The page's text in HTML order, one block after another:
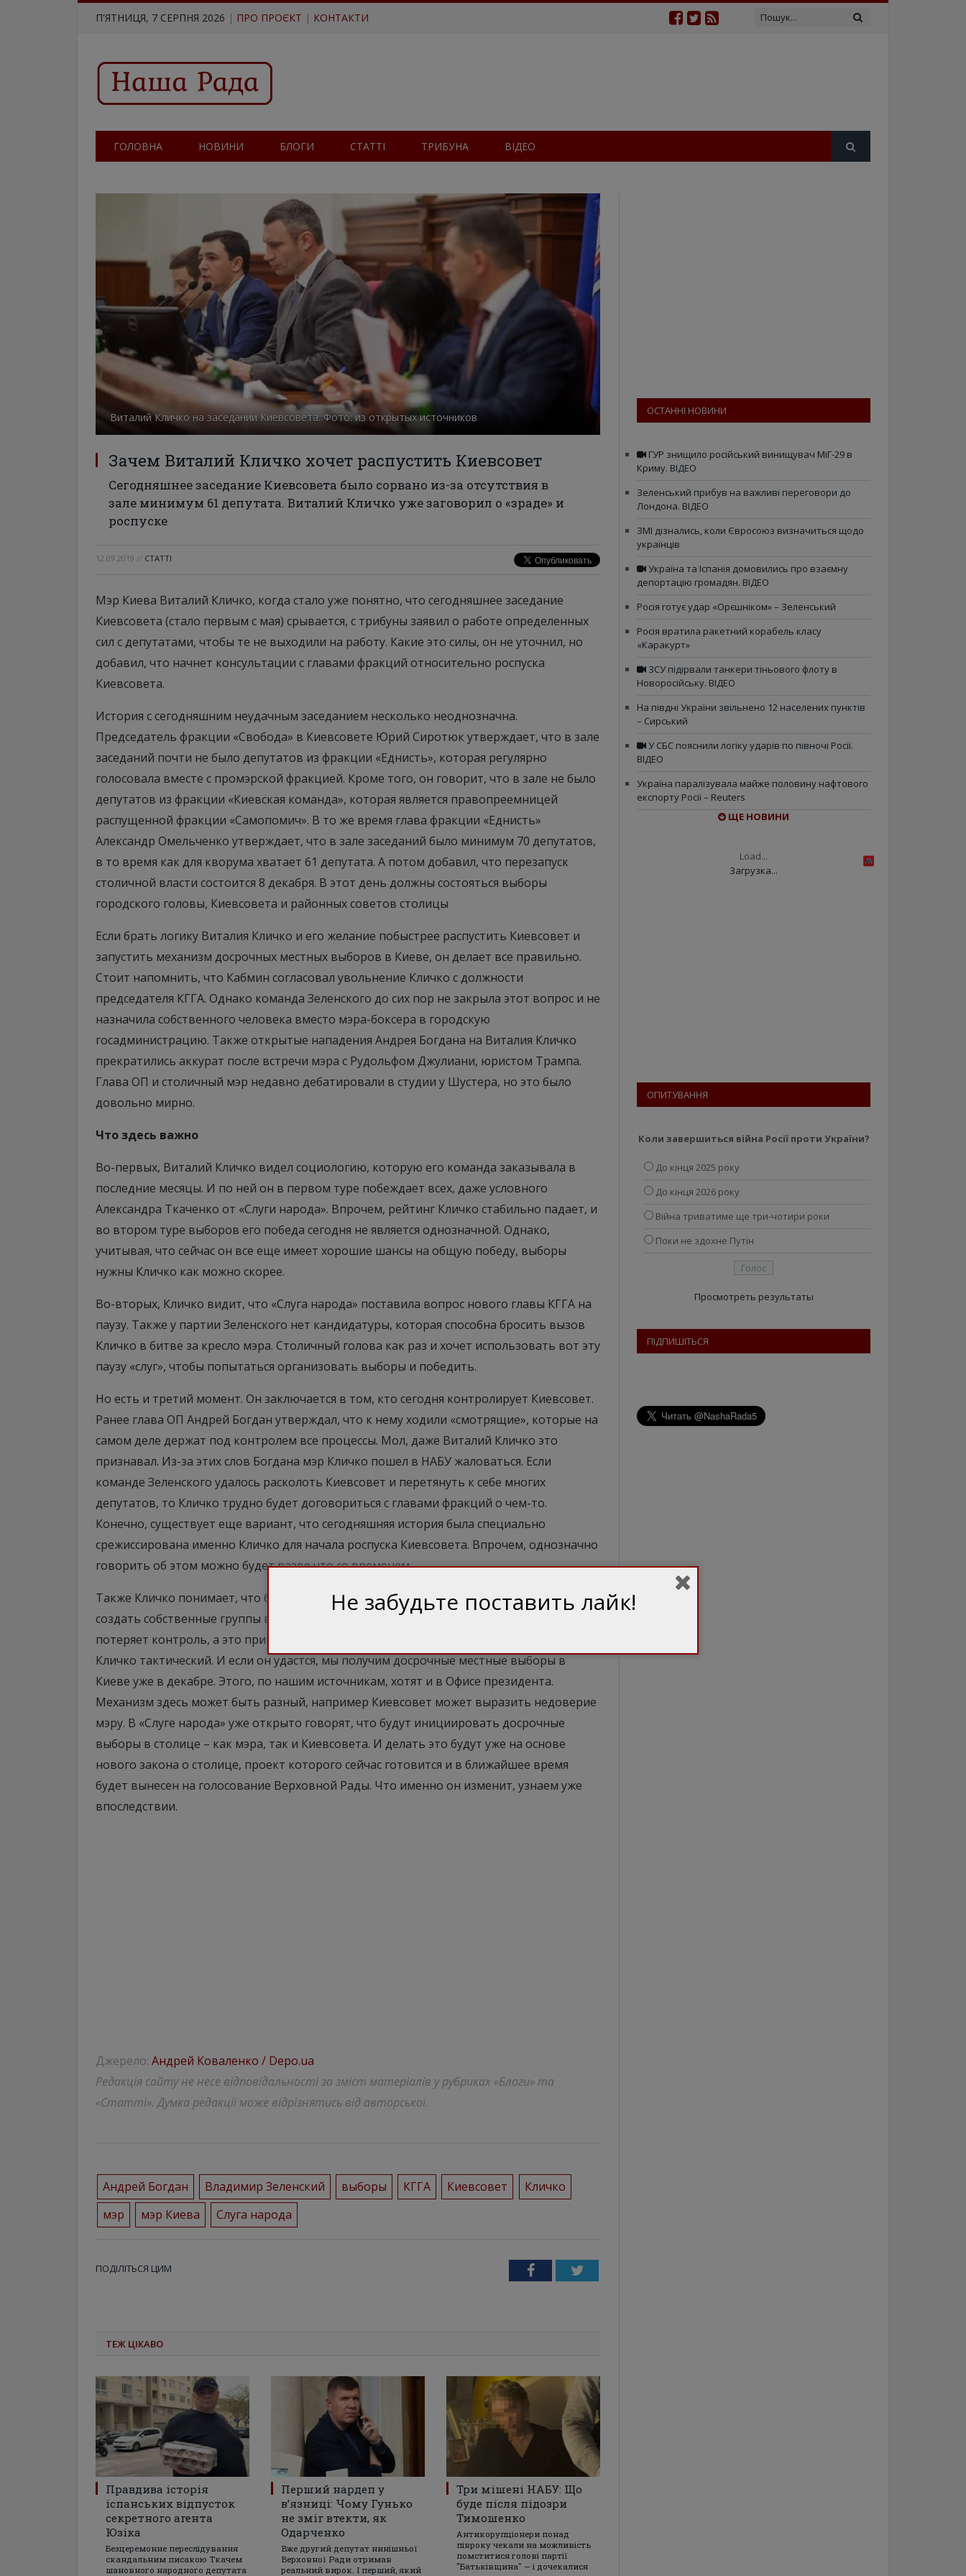
П'ЯТНИЦЯ, 7 СЕРПНЯ 2026 | ПРО ПРОЄКТ | КОНТАКТИ
ГОЛОВНА НОВИНИ БЛОГИ СТАТТІ ТРИБУНА ВІДЕО
Виталий Кличко на заседании Киевсовета. Фото: из открытых источников
Зачем Виталий Кличко хочет распустить Киевсовет
Сегодняшнее заседание Киевсовета было сорвано из-за отсутствия в
зале минимум 61 депутата. Виталий Кличко уже заговорил о «зраде» и
роспуске
12.09.2019 // СТАТТІ
Мэр Киева Виталий Кличко, когда стало уже понятно, что сегодняшнее заседание
Киевсовета (стало первым с мая) срывается, с трибуны заявил о работе определенных
сил с депутатами, чтобы те не выходили на работу. Какие это силы, он не уточнил, но
добавил, что начнет консультации с главами фракций относительно роспуска
Киевсовета.
История с сегодняшним неудачным заседанием несколько неоднозначна.
Председатель фракции «Свобода» в Киевсовете Юрий Сиротюк утверждает, что в зале
заседаний почти не было депутатов из фракции «Еднисть», которая регулярно
голосовала вместе с промэрской фракцией. Кроме того, он говорит, что в зале не было
депутатов из фракции «Киевская команда», которая является правопреемницей
распущенной фракции «Самопомич». В то же время глава фракции «Еднисть»
Александр Омельченко утверждает, что в зале заседаний было минимум 70 депутатов,
в то время как для кворума хватает 61 депутата. А потом добавил, что перезапуск
столичной власти состоится 8 декабря. В этот день должны состояться выборы
городского головы, Киевсовета и районных советов столицы
Если брать логику Виталия Кличко и его желание побыстрее распустить Киевсовет и
запустить механизм досрочных местных выборов в Киеве, он делает все правильно.
Стоит напомнить, что Кабмин согласовал увольнение Кличко с должности
председателя КГГА. Однако команда Зеленского до сих пор не закрыла этот вопрос и не
назначила собственного человека вместо мэра-боксера в городскую
госадминистрацию. Также открытые нападения Андрея Богдана на Виталия Кличко
прекратились аккурат после встречи мэра с Рудольфом Джулиани, юристом Трампа.
Глава ОП и столичный мэр недавно дебатировали в студии у Шустера, но это было
довольно мирно.
Что здесь важно
Во-первых, Виталий Кличко видел социологию, которую его команда заказывала в
последние месяцы. И по ней он в первом туре побеждает всех, даже условного
Александра Ткаченко от «Слуги народа». Впрочем, рейтинг Кличко стабильно падает, и
во втором туре выборов его победа сегодня не является однозначной. Однако,
учитывая, что сейчас он все еще имеет хорошие шансы на общую победу, выборы
нужны Кличко как можно скорее.
Во-вторых, Кличко видит, что «Слуга народа» поставила вопрос нового главы КГГА на
паузу. Также у партии Зеленского нет кандидатуры, которая способна бросить вызов
Кличко в битве за кресло мэра. Столичный голова как раз и хочет использовать вот эту
паузу «слуг», чтобы попытаться организовать выборы и победить.
Но есть и третий момент. Он заключается в том, кто сегодня контролирует Киевсовет.
Ранее глава ОП Андрей Богдан утверждал, что к нему ходили «смотрящие», которые на
самом деле держат под контролем все процессы. Мол, даже Виталий Кличко это
признавал. Из-за этих слов Богдана мэр Кличко пошел в НАБУ жаловаться. Если
команде Зеленского удалось расколоть Киевсовет и перетянуть к себе многих
депутатов, то Кличко трудно будет договориться с главами фракций о чем-то.
Конечно, существует еще вариант, что сегодняшняя история была специально
срежиссирована именно Кличко для начала роспуска Киевсовета. Впрочем, однозначно
говорить об этом можно будет разве что со временем.
Также Кличко понимает, что без роспуска Киевсовета сейчас «Слуга народа» сможет
создать собственные группы влияния, перетянув на свою сторону депутатов. И мэр
потеряет контроль, а это приведет к еще большему обвалу рейтингов. Поэтому ход
Кличко тактический. И если он удастся, мы получим досрочные местные выборы в
Киеве уже в декабре. Этого, по нашим источникам, хотят и в Офисе президента.
Механизм здесь может быть разный, например Киевсовет может выразить недоверие
мэру. В «Слуге народа» уже открыто говорят, что будут инициировать досрочные
выборы в столице – как мэра, так и Киевсовета. И делать это будут уже на основе
нового закона о столице, проект которого сейчас готовится и в ближайшее время
будет вынесен на голосование Верховной Рады. Что именно он изменит, узнаем уже
впоследствии.
Джерело: Андрей Коваленко / Depo.ua
Редакція сайту не несе відповідальності за зміст матеріалів у рубриках «Блоги» та
«Статті». Думка редакції може відрізнятись від авторської.
Андрей Богдан Владимир Зеленский выборы КГГА Киевсовет
Кличко
мэр
мэр Киева Слуга народа
ПОДІЛІТЬСЯ ЦИМ FacebookTwitter
ТЕЖ ЦІКАВО
Правдива історія
іспанських відпусток
секретного агента
Юзіка
Безцеремонне переслідування
скандальним писакою Ткачем
шановного народного депутата
Перший нардеп у
в’язниці: Чому Гунько
не зміг втекти, як
Одарченко
Вже другий депутат нинішньої
Верховної Ради отримав
реальний вирок. І перший, який
Три мішені НАБУ: Що
буде після підозри
Тимошенко
Антикорупціонери понад
півроку чекали на можливість
помститися голові партії
"Батьківщина" — і дочекалися
ОСТАННІ НОВИНИ
ГУР знищило російський винищувач МіГ-29 в
Криму. ВІДЕО
Зеленський прибув на важливі переговори до
Лондона. ВІДЕО
ЗМІ дізнались, коли Євросоюз визначиться щодо
українців
Україна та Іспанія домовились про взаємну
депортацію громадян. ВІДЕО
Росія готує удар «Орєшніком» – Зеленський
Росія вратила ракетний корабель класу
«Каракурт»
ЗСУ підірвали танкери тіньового флоту в
Новоросійську. ВІДЕО
На півдні України звільнено 12 населених пунктів
– Сирський
У СБС пояснили логіку ударів по півночі Росії.
ВІДЕО
Україна паралізувала майже половину нафтового
експорту Росії – Reuters
ЩЕ НОВИНИ
Load...
Загрузка...
ОПИТУВАННЯ
Коли завершиться війна Росії проти України?
До кінця 2025 року
До кінця 2026 року
Війна триватиме ще три-чотири роки
Поки не здохне Путін
Просмотреть результаты
ПІДПИШІТЬСЯ
Не забудьте поставить лайк!